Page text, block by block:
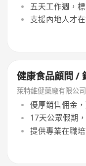
五天工作週，
支援內地人才
健康食品顧問 /
萊特維健藥廠有限公司
優厚銷售佣金
17天公眾假期
提供專業在職